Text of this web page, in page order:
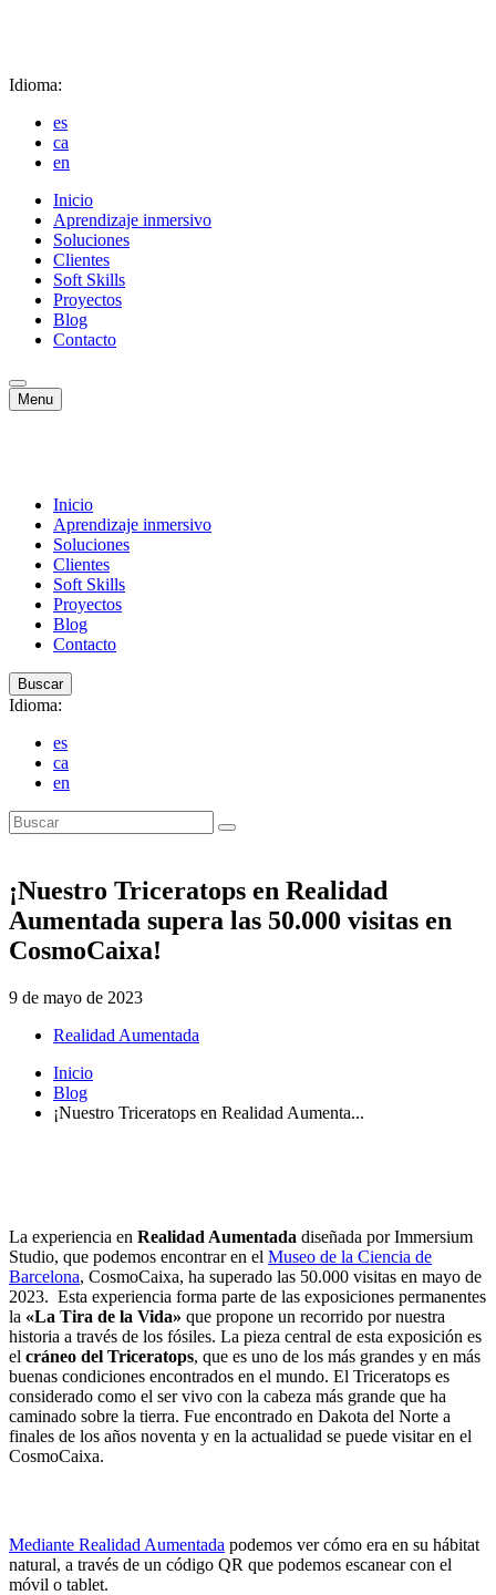
Idioma:
es
ca
en
Inicio
Aprendizaje inmersivo
Soluciones
Clientes
Soft Skills
Proyectos
Blog
Contacto
Menu
Inicio
Aprendizaje inmersivo
Soluciones
Clientes
Soft Skills
Proyectos
Blog
Contacto
Buscar
Idioma:
es
ca
en
Buscar
¡Nuestro Triceratops en Realidad
Aumentada supera las 50.000 visitas en
CosmoCaixa!
9 de mayo de 2023
Realidad Aumentada
Inicio
Blog
¡Nuestro Triceratops en Realidad Aumenta...
La experiencia en Realidad Aumentada diseñada por Immersium
Studio, que podemos encontrar en el Museo de la Ciencia de
Barcelona, CosmoCaixa, ha superado las 50.000 visitas en mayo de
2023. Esta experiencia forma parte de las exposiciones permanentes
la «La Tira de la Vida» que propone un recorrido por nuestra
historia a través de los fósiles. La pieza central de esta exposición es
el cráneo del Triceratops, que es uno de los más grandes y en más
buenas condiciones encontrados en el mundo. El Triceratops es
considerado como el ser vivo con la cabeza más grande que ha
caminado sobre la tierra. Fue encontrado en Dakota del Norte a
finales de los años noventa y en la actualidad se puede visitar en el
CosmoCaixa.
Mediante Realidad Aumentada podemos ver cómo era en su hábitat
natural, a través de un código QR que podemos escanear con el
móvil o tablet.